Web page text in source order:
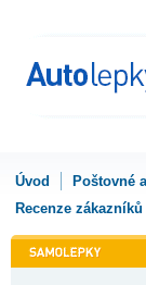
Úvod Poštovné
Recenze zákazníků